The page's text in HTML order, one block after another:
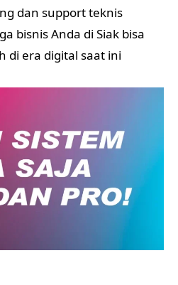
dan support teknis
bisnis Anda di Siak bisa
di era digital saat ini